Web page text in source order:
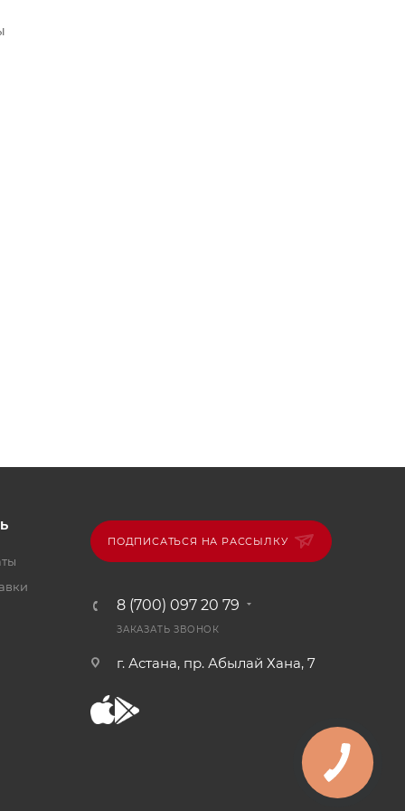
ПОДПИСАТЬСЯ НА РАССЫЛКУ
8 (700) 097 20 79
ЗАКАЗАТЬ ЗВОНОК
г. Астана, пр. Абылай Хана, 7